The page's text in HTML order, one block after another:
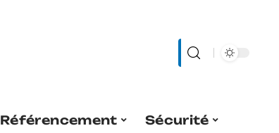
Référencement Sécurité